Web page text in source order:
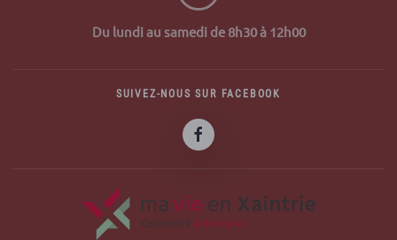
Du lundi au samedi de 8h30 à 12h00
SUIVEZ-NOUS SUR FACEBOOK